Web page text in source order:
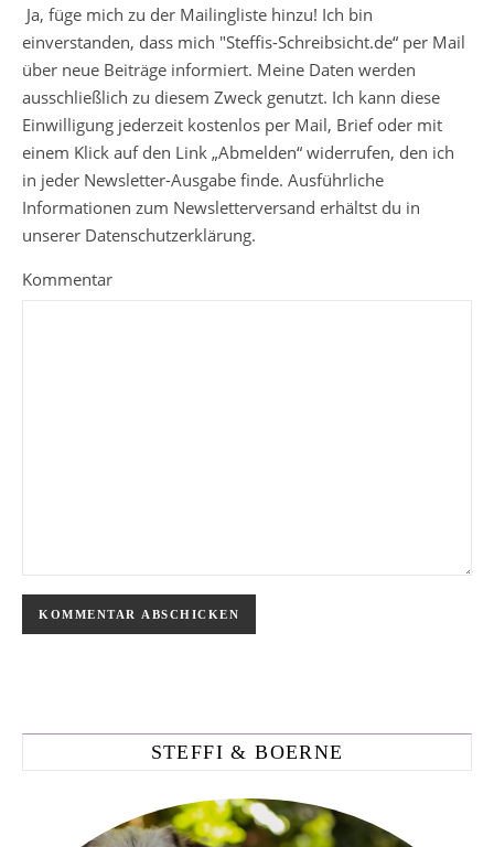
Ja, füge mich zu der Mailingliste hinzu! Ich bin
einverstanden, dass mich "Steffis-Schreibsicht.de“ per Mail
über neue Beiträge informiert. Meine Daten werden
ausschließlich zu diesem Zweck genutzt. Ich kann diese
Einwilligung jederzeit kostenlos per Mail, Brief oder mit
einem Klick auf den Link „Abmelden“ widerrufen, den ich
in jeder Newsletter-Ausgabe finde. Ausführliche
Informationen zum Newsletterversand erhältst du in
unserer Datenschutzerklärung.
Kommentar
STEFFI & BOERNE